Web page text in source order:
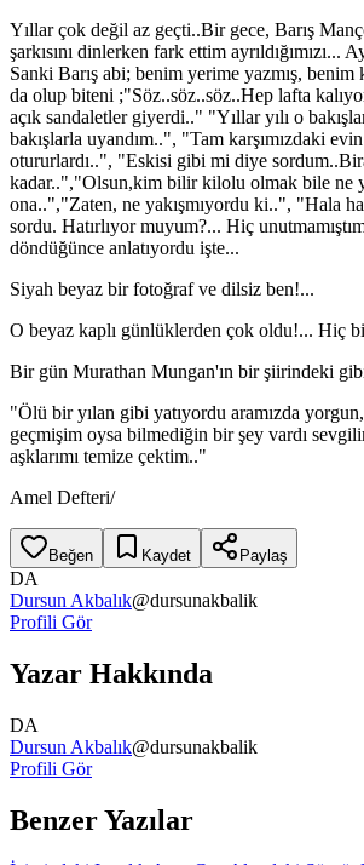
Yıllar çok değil az geçti..Bir gece, Barış
şarkısını dinlerken fark ettim ayrıldığımızı...
Sanki Barış abi; benim yerime yazmış, benim
da olup biteni ;"Söz..söz..söz..Hep lafta
açık sandaletler giyerdi.." "Yıllar yılı o
bakışlarla uyandım..", "Tam karşımızdaki
otururlardı..", "Eskisi gibi mi diye
kadar..","Olsun,kim bilir kilolu olmak bile ne
ona..","Zaten, ne yakışmıyordu ki..", "Hala
sordu. Hatırlıyor muyum?... Hiç
döndüğünce anlatıyordu işte...
Siyah beyaz bir fotoğraf ve dilsiz ben!...
O beyaz kaplı günlüklerden çok oldu!... Hiç
Bir gün Murathan Mungan'ın bir şiirindeki
"Ölü bir yılan gibi yatıyordu aramızda
geçmişim oysa bilmediğin bir şey vardı
aşklarımı temize çektim.."
Amel Defteri/
Beğen Kaydet Paylaş
DA
Dursun Akbalık@dursunakbalik
Profili Gör
Yazar Hakkında
DA
Dursun Akbalık@dursunakbalik
Profili Gör
Benzer Yazılar